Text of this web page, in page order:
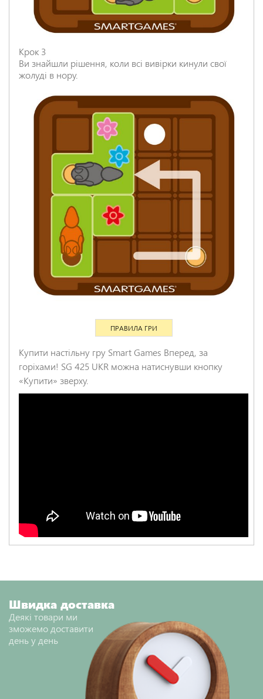
Крок 3
Ви знайшли рішення, коли всі вивірки кинули свої
жолуді в нору.
ПРАВИЛА ГРИ
Купити настільну гру Smart Games Вперед, за
горіхами! SG 425 UKR можна натиснувши кнопку
«Купити» зверху.
Швидка доставка
Деякі товари ми
зможемо доставити
день у день